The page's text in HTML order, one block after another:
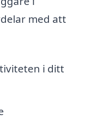
med att
i ditt